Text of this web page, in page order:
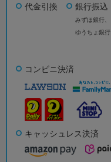
代金引換 銀行振込
みずほ銀行、
ゆうちょ銀行
コンビニ決済
キャッシュレス決済